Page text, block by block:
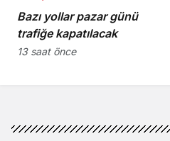
Bazı yollar pazar günü
trafiğe kapatılacak
13 saat önce